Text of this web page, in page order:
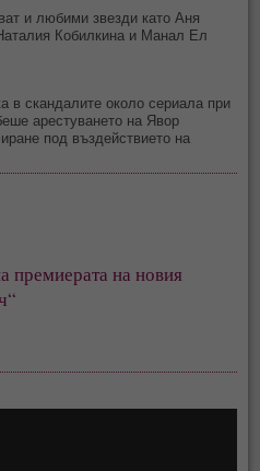
и любими звезди като Аня
Кобилкина и Манал Ел
в скандалите около сериала при
арестуването на Явор
под въздействието на
премиерата на новия